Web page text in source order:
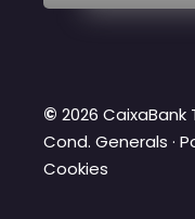
© 2026 CaixaBank
Cond. Generals ·
Cookies